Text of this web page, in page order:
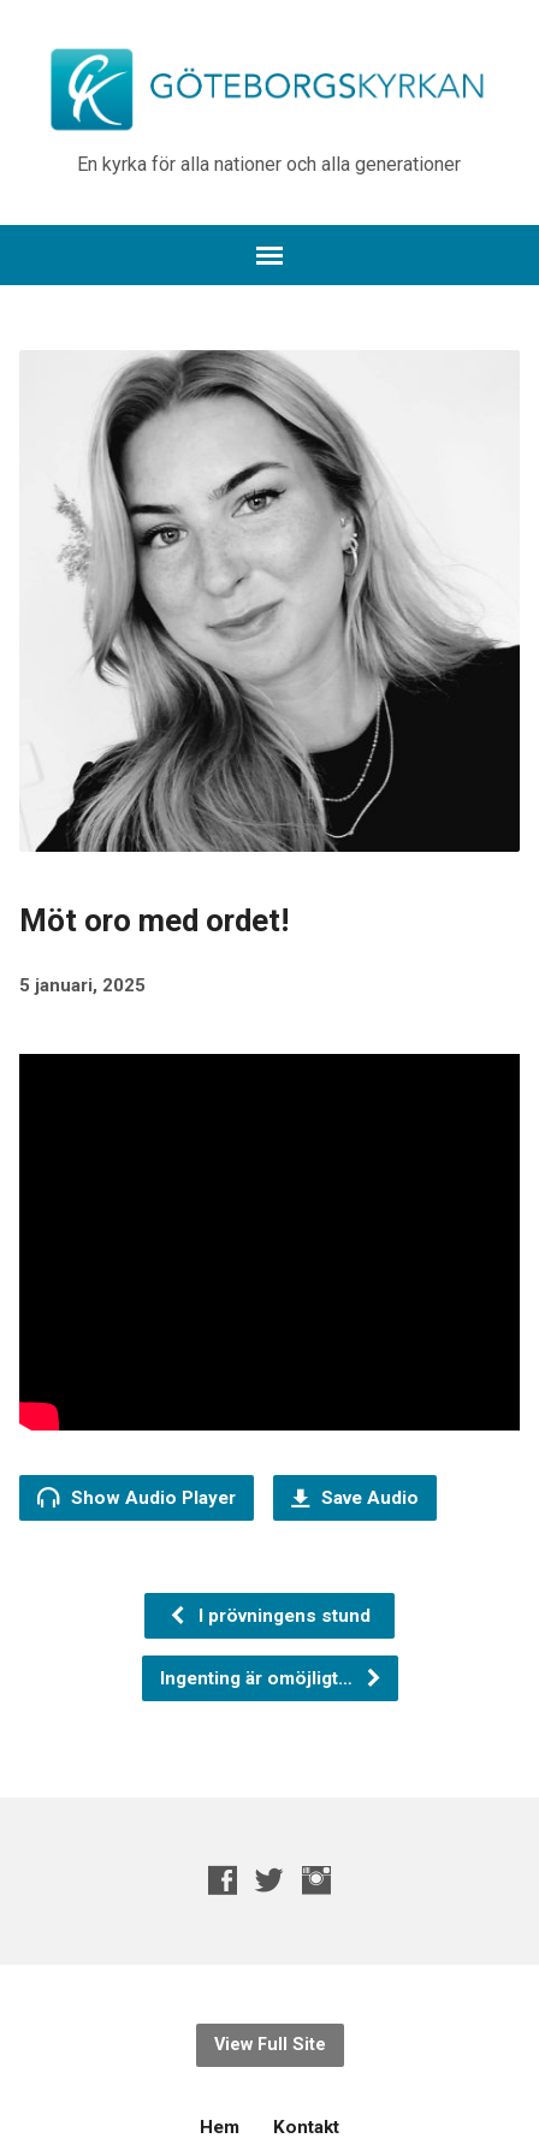
En kyrka för alla nationer och alla generationer
Möt oro med ordet!
5 januari, 2025
Show Audio Player Save Audio
I prövningens stund
Ingenting är omöjligt…
View Full Site
Hem Kontakt